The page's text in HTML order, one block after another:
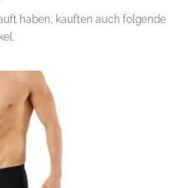
haben, kauften auch folgende